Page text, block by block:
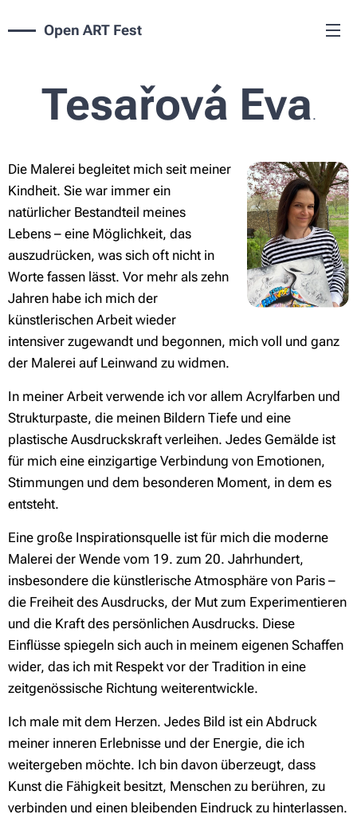
Open ART Fest
Tesařová Eva.
Die Malerei begleitet mich seit meiner
Kindheit. Sie war immer ein
natürlicher Bestandteil meines
Lebens – eine Möglichkeit, das
auszudrücken, was sich oft nicht in
Worte fassen lässt. Vor mehr als zehn
Jahren habe ich mich der
künstlerischen Arbeit wieder
intensiver zugewandt und begonnen, mich voll und ganz
der Malerei auf Leinwand zu widmen.
In meiner Arbeit verwende ich vor allem Acrylfarben und
Strukturpaste, die meinen Bildern Tiefe und eine
plastische Ausdruckskraft verleihen. Jedes Gemälde ist
für mich eine einzigartige Verbindung von Emotionen,
Stimmungen und dem besonderen Moment, in dem es
entsteht.
Eine große Inspirationsquelle ist für mich die moderne
Malerei der Wende vom 19. zum 20. Jahrhundert,
insbesondere die künstlerische Atmosphäre von Paris –
die Freiheit des Ausdrucks, der Mut zum Experimentieren
und die Kraft des persönlichen Ausdrucks. Diese
Einflüsse spiegeln sich auch in meinem eigenen Schaffen
wider, das ich mit Respekt vor der Tradition in eine
zeitgenössische Richtung weiterentwickle.
Ich male mit dem Herzen. Jedes Bild ist ein Abdruck
meiner inneren Erlebnisse und der Energie, die ich
weitergeben möchte. Ich bin davon überzeugt, dass
Kunst die Fähigkeit besitzt, Menschen zu berühren, zu
verbinden und einen bleibenden Eindruck zu hinterlassen.